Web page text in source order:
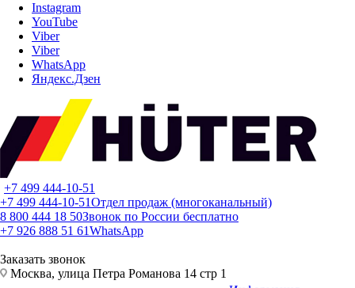
Instagram
YouTube
Viber
Viber
WhatsApp
Яндекс.Дзен
+7 499 444-10-51
+7 499 444-10-51Отдел продаж (многоканальный)
8 800 444 18 50Звонок по России бесплатно
+7 926 888 51 61WhatsApp
Заказать звонок
Москва, улица Петра Романова 14 стр 1